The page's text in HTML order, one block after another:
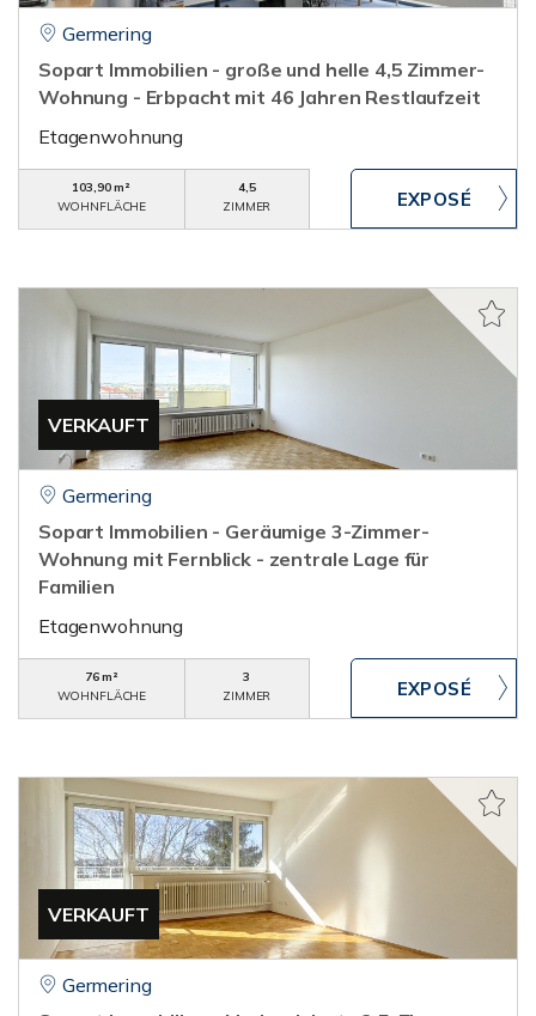
Germering
Sopart Immobilien - große und helle 4,5 Zimmer-
Wohnung - Erbpacht mit 46 Jahren Restlaufzeit
Etagenwohnung
103,90 m²
WOHNFLÄCHE
4,5
ZIMMER
VERKAUFT
Germering
Sopart Immobilien - Geräumige 3-Zimmer-
Wohnung mit Fernblick - zentrale Lage für
Familien
Etagenwohnung
76 m²
WOHNFLÄCHE
3
ZIMMER
VERKAUFT
Germering